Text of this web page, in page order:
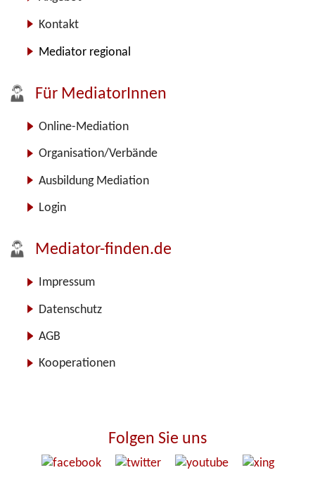
Kontakt
Mediator regional
Für MediatorInnen
Online-Mediation
Organisation/Verbände
Ausbildung Mediation
Login
Mediator-finden.de
Impressum
Datenschutz
AGB
Kooperationen
Folgen Sie uns